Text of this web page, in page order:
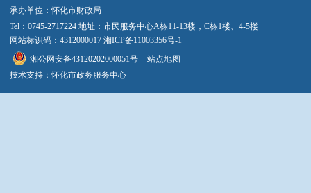
承办单位：怀化市财政局
Tel：0745-2717224 地址：市民服务中心A栋11-13楼，C栋1楼、4-5楼
网站标识码：4312000017 湘ICP备11003356号-1
湘公网安备43120202000051号
站点地图
技术支持：怀化市政务服务中心